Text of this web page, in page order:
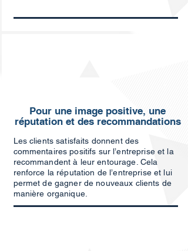
Pour une image positive, une
réputation et des recommandations
Les clients satisfaits donnent des
commentaires positifs sur l’entreprise et la
recommandent à leur entourage. Cela
renforce la réputation de l’entreprise et lui
permet de gagner de nouveaux clients de
manière organique.